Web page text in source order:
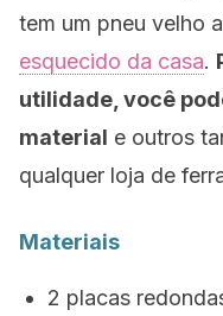
tem um pneu velho
esquecido da casa.
utilidade, você
material e outros
qualquer loja de
Materiais
2 placas